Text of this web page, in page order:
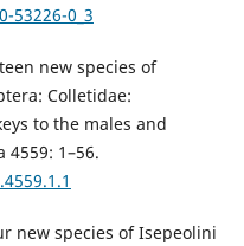
53226-0_3
new species of
Colletidae:
to the males and
4559: 1–56.
new species of Isepeolini